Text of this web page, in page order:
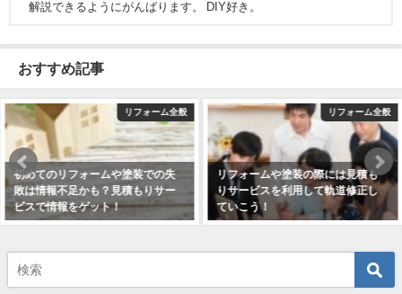
解説できるようにがんばります。 DIY好き。
おすすめ記事
ム全般
失
ー
リフォーム全般
リフォームや塗装の際には見積も
りサービスを利用して軌道修正し
ていこう！
リフ
リフォームや塗装で適正価
料で教えてもらうなら見積
ービス！